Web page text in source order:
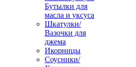
Бутылки для
масла и уксуса
Шкатулки/
Вазочки для
джема
Икорницы
Соусники/